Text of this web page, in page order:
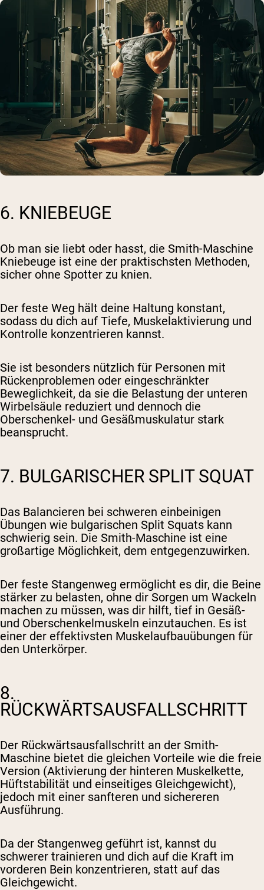
6. KNIEBEUGE
Ob man sie liebt oder hasst, die Smith-Maschine
Kniebeuge ist eine der praktischsten Methoden,
sicher ohne Spotter zu knien.
Der feste Weg hält deine Haltung konstant,
sodass du dich auf Tiefe, Muskelaktivierung und
Kontrolle konzentrieren kannst.
Sie ist besonders nützlich für Personen mit
Rückenproblemen oder eingeschränkter
Beweglichkeit, da sie die Belastung der unteren
Wirbelsäule reduziert und dennoch die
Oberschenkel- und Gesäßmuskulatur stark
beansprucht.
7. BULGARISCHER SPLIT SQUAT
Das Balancieren bei schweren einbeinigen
Übungen wie bulgarischen Split Squats kann
schwierig sein. Die Smith-Maschine ist eine
großartige Möglichkeit, dem entgegenzuwirken.
Der feste Stangenweg ermöglicht es dir, die Beine
stärker zu belasten, ohne dir Sorgen um Wackeln
machen zu müssen, was dir hilft, tief in Gesäß-
und Oberschenkelmuskeln einzutauchen. Es ist
einer der effektivsten Muskelaufbauübungen für
den Unterkörper.
8.
RÜCKWÄRTSAUSFALLSCHRITT
Der Rückwärtsausfallschritt an der Smith-
Maschine bietet die gleichen Vorteile wie die freie
Version (Aktivierung der hinteren Muskelkette,
Hüftstabilität und einseitiges Gleichgewicht),
jedoch mit einer sanfteren und sichereren
Ausführung.
Da der Stangenweg geführt ist, kannst du
schwerer trainieren und dich auf die Kraft im
vorderen Bein konzentrieren, statt auf das
Gleichgewicht.